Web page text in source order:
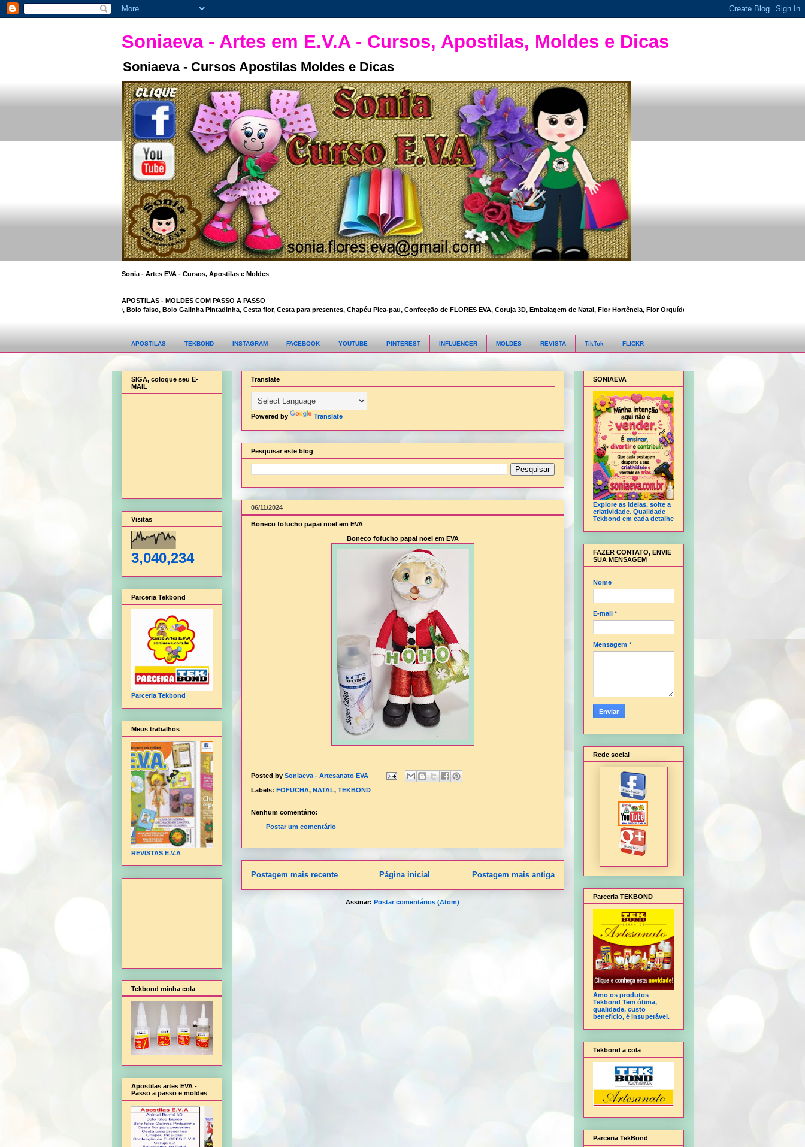
Soniaeva - Artes em E.V.A - Cursos, Apostilas, Moldes e Dicas
Soniaeva - Cursos Apostilas Moldes e Dicas
Sonia - Artes EVA - Cursos, Apostilas e Moldes
APOSTILAS - MOLDES COM PASSO A PASSO
Animal Bambi 3D, Bolo falso, Bolo Galinha Pintadinha, Cesta flor, Cesta para presentes, Chapéu Pica-pau, Confecção de FLORES EVA, Coruja 3D, Embalagem de Natal, Flor Hortência, Flor Orquídea, Flor Rosa, Fofucha 3D articulada,
APOSTILAS TEKBOND INSTAGRAM FACEBOOK YOUTUBE PINTEREST INFLUENCER MOLDES REVISTA TikTok FLICKR
Translate
Powered by Translate
Pesquisar este blog
06/11/2024
Boneco fofucho papai noel em EVA
Boneco fofucho papai noel em EVA
Posted by Soniaeva - Artesanato EVA
Labels: FOFUCHA, NATAL, TEKBOND
Nenhum comentário:
Postar um comentário
Postagem mais recente Postagem mais antiga
Página inicial
Assinar: Postar comentários (Atom)
SIGA, coloque seu E-
MAIL
Visitas
3,040,234
Parceria Tekbond
Parceria Tekbond
Meus trabalhos
REVISTAS E.V.A
Tekbond minha cola
Apostilas artes EVA -
Passo a passo e moldes
SONIAEVA
Explore as ideias, solte a
criatividade. Qualidade
Tekbond em cada detalhe
FAZER CONTATO, ENVIE
SUA MENSAGEM
Nome
E-mail *
Mensagem *
Rede social
Parceria TEKBOND
Amo os produtos
Tekbond Tem ótima,
qualidade, custo
benefício, é insuperável.
Tekbond a cola
Parceria TekBond